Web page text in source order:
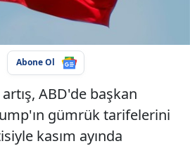
Abone Ol
ABD'de başkan
gümrük tarifelerini
kasım ayında